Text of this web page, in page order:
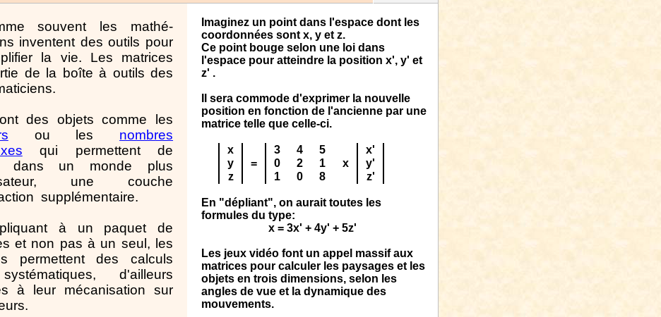
souvent les mathé-
inventent des outils pour
la vie. Les matrices
de la boîte à outils des
des objets comme les
ou les nombres
qui permettent de
dans un monde plus
une couche
supplémentaire.
à un paquet de
et non pas à un seul, les
permettent des calculs
d'ailleurs
à leur mécanisation sur
Imaginez un point dans l'espace dont les
coordonnées sont x, y et z.
Ce point bouge selon une loi dans
l'espace pour atteindre la position x', y' et
z' .
Il sera commode d'exprimer la nouvelle
position en fonction de l'ancienne par une
matrice telle que celle-ci.
x 3 4 5
x'
y
= 0 2 1 x
y'
z
1 0 8 z'
En "dépliant", on aurait toutes les
formules du type:
x = 3x' + 4y' + 5z'
Les jeux vidéo font un appel massif aux
matrices pour calculer les paysages et les
objets en trois dimensions, selon les
angles de vue et la dynamique des
mouvements.